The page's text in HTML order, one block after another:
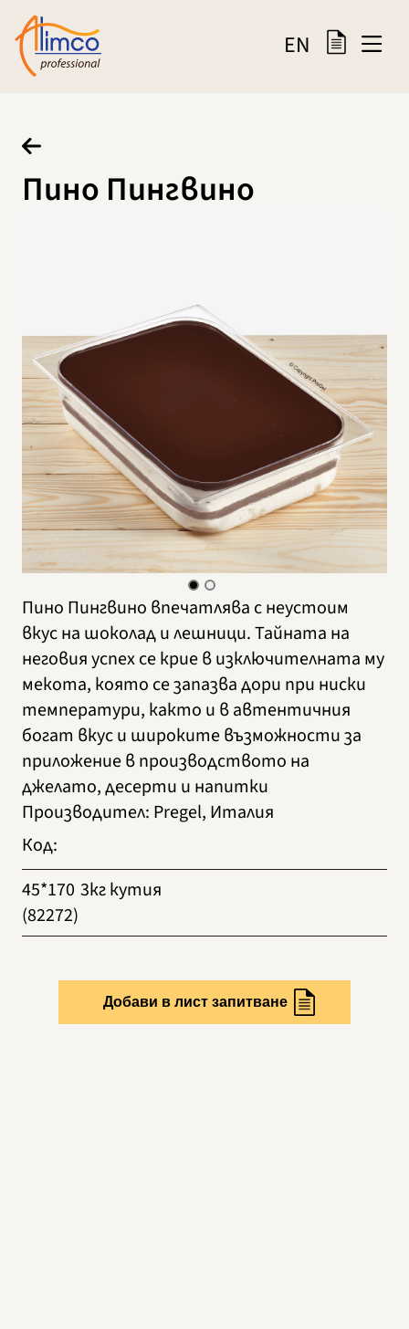
EN
Пино Пингвино
Пино Пингвино впечатлява с неустоим
вкус на шоколад и лешници. Тайната на
неговия успех се крие в изключителната му
мекота, която се запазва дори при ниски
температури, както и в автентичния
богат вкус и широките възможности за
приложение в производството на
джелато, десерти и напитки
Производител: Pregel, Италия
Код:
45*170
(82272)
3кг кутия
Добави в лист запитване